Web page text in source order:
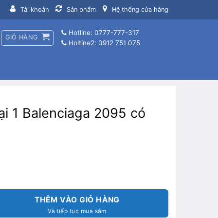
Tài khoản Sản phẩm Hệ thống cửa hàng
GIỎ HÀNG
Hotline: 0777-777-317
Holtine2: 0912 751 075
1 Balenciaga 2095 có
THÊM VÀO GIỎ HÀNG